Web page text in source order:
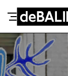
Meteen naar
De Balie